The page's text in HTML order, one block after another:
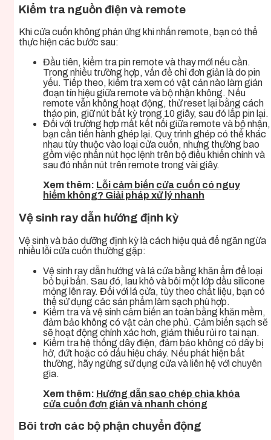
Kiểm tra nguồn điện và remote
Khi cửa cuốn không phản ứng khi nhấn remote, bạn có thể
thực hiện các bước sau:
Đầu tiên, kiểm tra pin remote và thay mới nếu cần.
Trong nhiều trường hợp, vấn đề chỉ đơn giản là do pin
yếu. Tiếp theo, kiểm tra xem có vật cản nào làm gián
đoạn tín hiệu giữa remote và bộ nhận không. Nếu
remote vẫn không hoạt động, thử reset lại bằng cách
tháo pin, giữ nút bất kỳ trong 10 giây, sau đó lắp pin lại.
Đối với trường hợp mất kết nối giữa remote và bộ nhận,
bạn cần tiến hành ghép lại. Quy trình ghép có thể khác
nhau tùy thuộc vào loại cửa cuốn, nhưng thường bao
gồm việc nhấn nút học lệnh trên bộ điều khiển chính và
sau đó nhấn nút trên remote trong vài giây.
Xem thêm: Lỗi cảm biến cửa cuốn có nguy
hiểm không? Giải pháp xử lý nhanh
Vệ sinh ray dẫn hướng định kỳ
Vệ sinh và bảo dưỡng định kỳ là cách hiệu quả để ngăn ngừa
nhiều lỗi cửa cuốn thường gặp:
Vệ sinh ray dẫn hướng và lá cửa bằng khăn ẩm để loại
bỏ bụi bẩn. Sau đó, lau khô và bôi một lớp dầu silicone
mỏng lên ray. Đối với lá cửa, tùy theo chất liệu, bạn có
thể sử dụng các sản phẩm làm sạch phù hợp.
Kiểm tra và vệ sinh cảm biến an toàn bằng khăn mềm,
đảm bảo không có vật cản che phủ. Cảm biến sạch sẽ
sẽ hoạt động chính xác hơn, giảm thiểu rủi ro tai nạn.
Kiểm tra hệ thống dây điện, đảm bảo không có dây bị
hở, đứt hoặc có dấu hiệu cháy. Nếu phát hiện bất
thường, hãy ngừng sử dụng cửa và liên hệ với chuyên
gia.
Xem thêm: Hướng dẫn sao chép chìa khóa
cửa cuốn đơn giản và nhanh chóng
Bôi trơn các bộ phận chuyển động